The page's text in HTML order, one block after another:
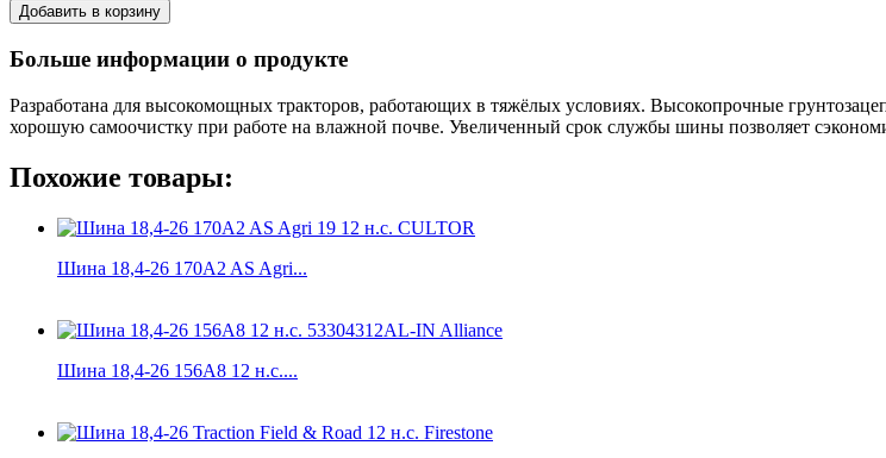
Больше информации о продукте
Разработана для высокомощных тракторов, работающих в тяжёлых условиях. Высокопрочные
хорошую самоочистку при работе на влажной почве. Увеличенный срок службы шины позволяет
Похожие товары:
Шина 18,4-26 170A2 AS Agri...
Шина 18,4-26 156A8 12 н.с....